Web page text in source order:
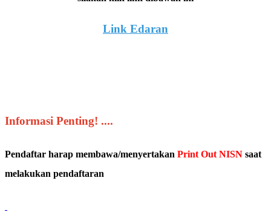
Link Edaran
Informasi Penting! ....
Pendaftar harap membawa/menyertakan Print Out NISN saat
melakukan pendaftaran